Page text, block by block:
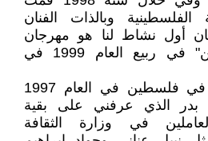
الفلسطينية وبالذات الفنان
أول نشاط لنا هو مهرجان
"كلمة من بلاد الرافدين" في ربيع العام 1999 في
استثمرت فترة وجودي في فلسطين في العام 1997
بدر الذي عرفني على بقية
في وزارة الثقافة